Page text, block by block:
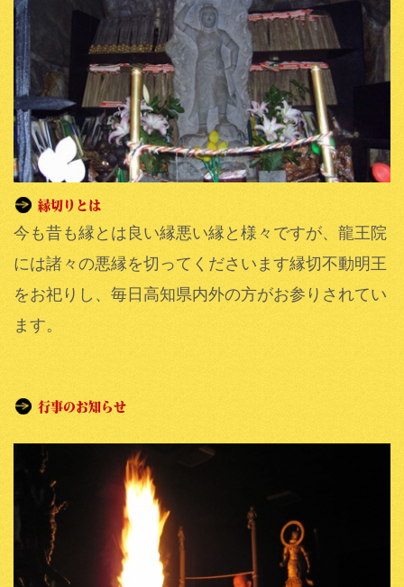
今も昔も縁とは良い縁悪い縁と様々ですが、龍王院
には諸々の悪縁を切ってくださいます縁切不動明王
をお祀りし、毎日高知県内外の方がお参りされてい
ます。